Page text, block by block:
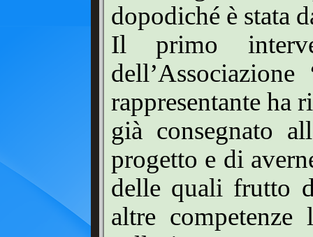
dopodiché è stata
Il primo
rappresentante ha
già consegnato
progetto e di
delle quali frutto
altre